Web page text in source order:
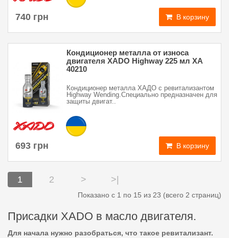
740 грн В корзину
Кондиционер металла от износа
двигателя XADO Highway 225 мл XA
40210
Кондиционер металла ХАДО с ревитализантом
Highway Wending.Специально предназначен для
защиты двигат..
693 грн В корзину
1 2 > >|
Показано с 1 по 15 из 23 (всего 2 страниц)
Присадки XADO в масло двигателя.
Для начала нужно разобраться, что такое ревитализант.